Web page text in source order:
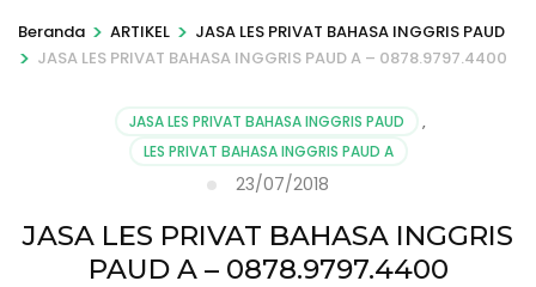
Beranda > ARTIKEL > JASA LES PRIVAT BAHASA INGGRIS PAUD
> JASA LES PRIVAT BAHASA INGGRIS PAUD A – 0878.9797.4400
JASA LES PRIVAT BAHASA INGGRIS PAUD
,
LES PRIVAT BAHASA INGGRIS PAUD A
23/07/2018
JASA LES PRIVAT BAHASA INGGRIS
PAUD A – 0878.9797.4400